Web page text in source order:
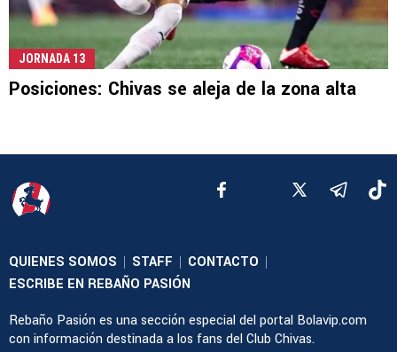
JORNADA 13
Posiciones: Chivas se aleja de la zona alta
QUIENES SOMOS | STAFF | CONTACTO |
ESCRIBE EN REBAÑO PASIÓN
Rebaño Pasión es una sección especial del portal Bolavip.com
con información destinada a los fans del Club Chivas.